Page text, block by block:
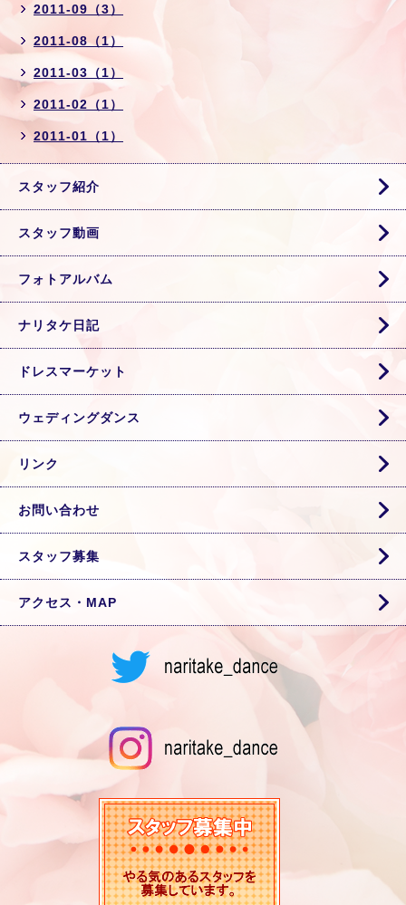
2011-09（3）
2011-08（1）
2011-03（1）
2011-02（1）
2011-01（1）
スタッフ紹介
スタッフ動画
フォトアルバム
ナリタケ日記
ドレスマーケット
ウェディングダンス
リンク
お問い合わせ
スタッフ募集
アクセス・MAP